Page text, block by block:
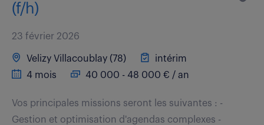
(f/h)
23 février 2026
Velizy Villacoublay (78)
intérim
4 mois
40 000 - 48 000 € / an
Vos principales missions seront les suivantes : -
Gestion et optimisation d'agendas complexes -